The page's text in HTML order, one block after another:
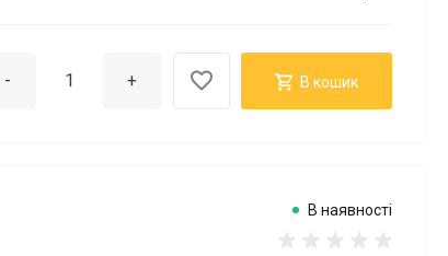
- + В кошик
В наявності